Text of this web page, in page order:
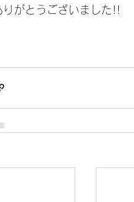
りがとうございました!!